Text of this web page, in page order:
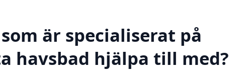
är specialiserat på
havsbad hjälpa till med?